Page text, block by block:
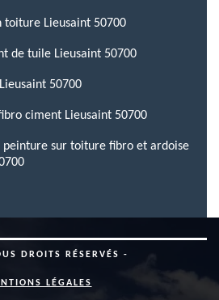
toiture Lieusaint 50700
de tuile Lieusaint 50700
50700
ciment Lieusaint 50700
peinture sur toiture fibro et ardoise
DROITS RÉSERVÉS -
LÉGALES